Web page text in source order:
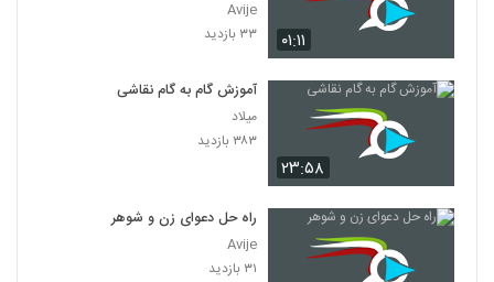
۰۱:۱۱
Avije
۳۳ بازدید
۲۳:۵۸
آموزش گام به گام نقاشی
میلاد
۳۸۳ بازدید
راه حل دعوای زن و شوهر
Avije
۳۱ بازدید